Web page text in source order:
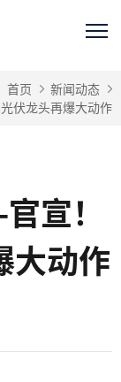
首页
新闻动态
伏龙头再爆大动作
宣！
大动作